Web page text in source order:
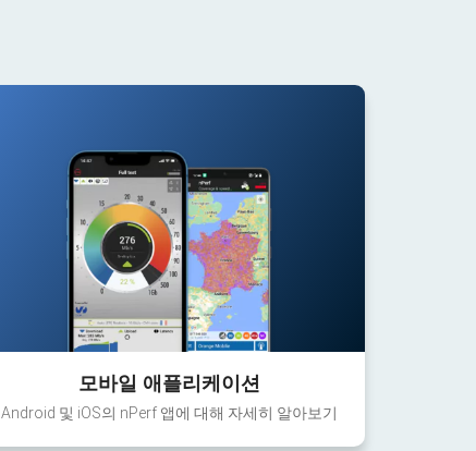
모바일 애플리케이션
Android 및 iOS의 nPerf 앱에 대해 자세히 알아보기